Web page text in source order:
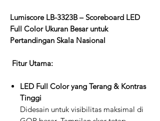
Lumiscore LB-3323B – Scoreboard LED
Full Color Ukuran Besar untuk
Pertandingan Skala Nasional
Fitur Utama:
LED Full Color yang Terang & Kontras
Tinggi
Didesain untuk visibilitas maksimal di